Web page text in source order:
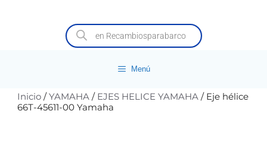
Menú
Inicio /YAMAHA / EJES HELICE YAMAHA / Eje hélice
66T-45611-00 Yamaha